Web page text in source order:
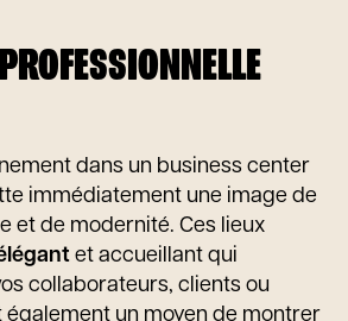
dans un business center
immédiatement une image de
et de modernité. Ces lieux
et accueillant qui
collaborateurs, clients ou
également un moyen de montrer